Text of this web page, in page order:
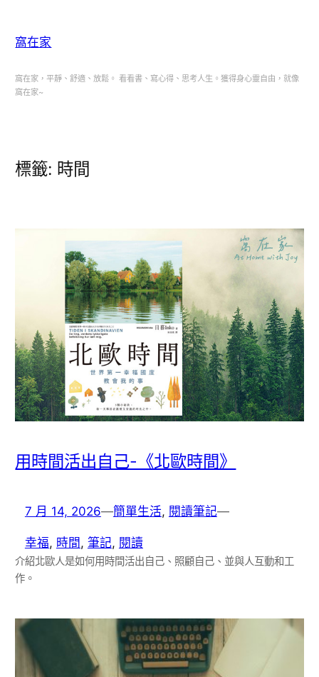
至
要
內
窩在家
窩在家，平靜、舒適、放鬆。 看看書、寫心得、思考人生。獲得身心靈自由，就像
窩在家~
標籤: 時間
用時間活出自己-《北歐時間》
7 月 14, 2026—簡單生活, 閱讀筆記—
幸福, 時間, 筆記, 閱讀
介紹北歐人是如何用時間活出自己、照顧自己、並與人互動和工
作。